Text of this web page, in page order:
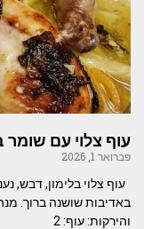
עוף צלוי עם שומר
פברואר 1, 2026
עוף צלוי בלימון, דבש,
באדיבות שושנה ברוך.
והירקות: עוף: 2